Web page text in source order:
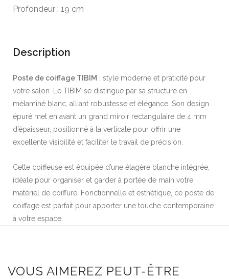
Profondeur : 19 cm
Description
Poste de coiffage TIBIM : style moderne et praticité pour
votre salon. Le TIBIM se distingue par sa structure en
mélaminé blanc, alliant robustesse et élégance. Son design
épuré met en avant un grand miroir rectangulaire de 4 mm
d’épaisseur, positionné à la verticale pour offrir une
excellente visibilité et faciliter le travail de précision.
Cette coiffeuse est équipée d’une étagère blanche intégrée,
idéale pour organiser et garder à portée de main votre
matériel de coiffure. Fonctionnelle et esthétique, ce poste de
coiffage est parfait pour apporter une touche contemporaine
à votre espace.
VOUS AIMEREZ PEUT-ÊTRE